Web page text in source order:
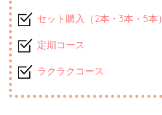
セット購入（2本・3本・5本）
定期コース
ラクラクコース